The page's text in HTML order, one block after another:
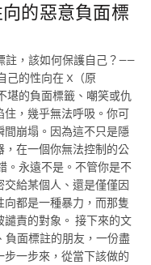
的惡意負面標
註，該如何保護自己？——
己的性向在 X（原
堪的負面標籤、嘲笑或仇
，幾乎無法呼吸。你可
間崩塌。因為這不只是隱
在一個你無法控制的公
。永遠不是。不管你是不
給某個人、還是僅僅因
都是一種暴力，而那隻
責的對象。 接下來的文
負面標註的朋友，一份盡
一步來，從當下該做的